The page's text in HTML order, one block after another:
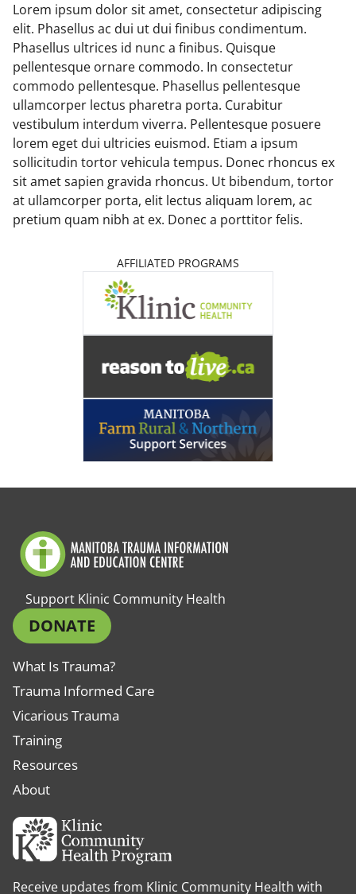
Lorem ipsum dolor sit amet, consectetur adipiscing
elit. Phasellus ac dui ut dui finibus condimentum.
Phasellus ultrices id nunc a finibus. Quisque
pellentesque ornare commodo. In consectetur
commodo pellentesque. Phasellus pellentesque
ullamcorper lectus pharetra porta. Curabitur
vestibulum interdum viverra. Pellentesque posuere
lorem eget dui ultricies euismod. Etiam a ipsum
sollicitudin tortor vehicula tempus. Donec rhoncus ex
sit amet sapien gravida rhoncus. Ut bibendum, tortor
at ullamcorper porta, elit lectus aliquam lorem, ac
pretium quam nibh at ex. Donec a porttitor felis.
AFFILIATED PROGRAMS
Support Klinic Community Health
DONATE
What Is Trauma?
Trauma Informed Care
Vicarious Trauma
Training
Resources
About
Receive updates from Klinic Community Health with